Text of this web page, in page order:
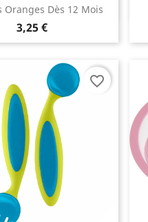
Oranges Dès 12 Mois
3,25 €
Aperçu rapide
favorite_border